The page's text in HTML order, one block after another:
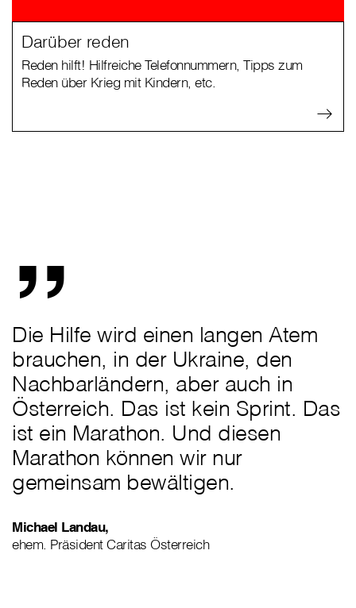
Darüber reden
Reden hilft! Hilfreiche Telefonnummern, Tipps zum
Reden über Krieg mit Kindern, etc.
„
Die Hilfe wird einen langen Atem
brauchen, in der Ukraine, den
Nachbarländern, aber auch in
Österreich. Das ist kein Sprint. Das
ist ein Marathon. Und diesen
Marathon können wir nur
gemeinsam bewältigen.
Michael Landau,
ehem. Präsident Caritas Österreich